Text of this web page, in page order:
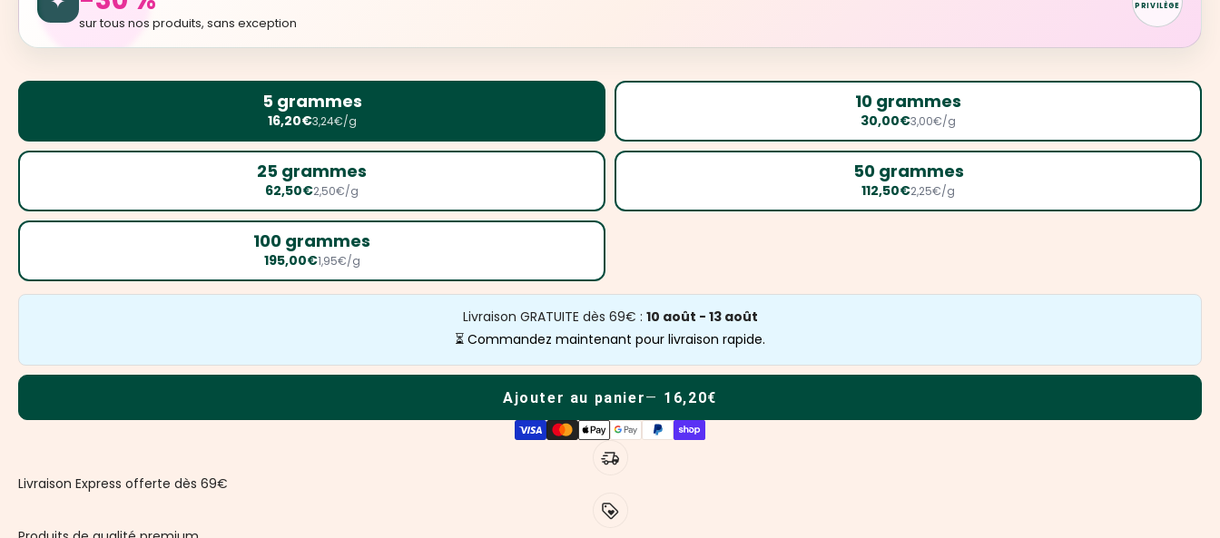
sur tous nos produits, sans exception
PRIVILÈGE
5 grammes
16,20€3,24€/g
10 grammes
30,00€3,00€/g
25 grammes
62,50€2,50€/g
50 grammes
112,50€2,25€/g
100 grammes
195,00€1,95€/g
Livraison GRATUITE dès 69€ : 10 août - 13 août
⏳ Commandez maintenant pour livraison rapide.
Ajouter au panier 16,20€
Livraison Express offerte dès 69€